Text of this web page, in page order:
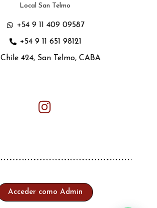
Local San Telmo
+54 9 11 409 09587
+54 9 11 651 98121
Chile 424, San Telmo, CABA
Acceder como Admin